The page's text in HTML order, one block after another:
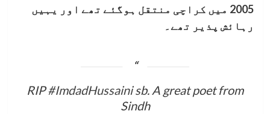
2005 میں کراچی منتقل ہوگئے تھے اور یہیں
رہائش پذیر تھے۔
RIP#ImdadHussainisb. A great poet from
Sindh